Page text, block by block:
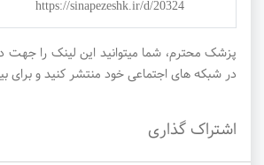
https://sinapezeshk.ir/d/20324
پزشک محترم، شما میتوانید این لینک را جهت
در شبکه های اجتماعی خود منتشر کنید و برای
اشتراک گذاری